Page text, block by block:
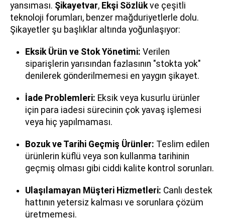
yansıması. Şikayetvar, Ekşi Sözlükve çeşitli
teknoloji forumları, benzer mağduriyetlerle dolu.
Şikayetler şu başlıklar altında yoğunlaşıyor:
Eksik Ürün ve Stok Yönetimi: Verilen
siparişlerin yarısından fazlasının "stokta yok"
denilerek gönderilmemesi en yaygın şikayet.
İade Problemleri: Eksik veya kusurlu ürünler
için para iadesi sürecinin çok yavaş işlemesi
veya hiç yapılmaması.
Bozuk ve Tarihi Geçmiş Ürünler: Teslim edilen
ürünlerin küflü veya son kullanma tarihinin
geçmiş olması gibi ciddi kalite kontrol sorunları.
Ulaşılamayan Müşteri Hizmetleri: Canlı destek
hattının yetersiz kalması ve sorunlara çözüm
üretmemesi.